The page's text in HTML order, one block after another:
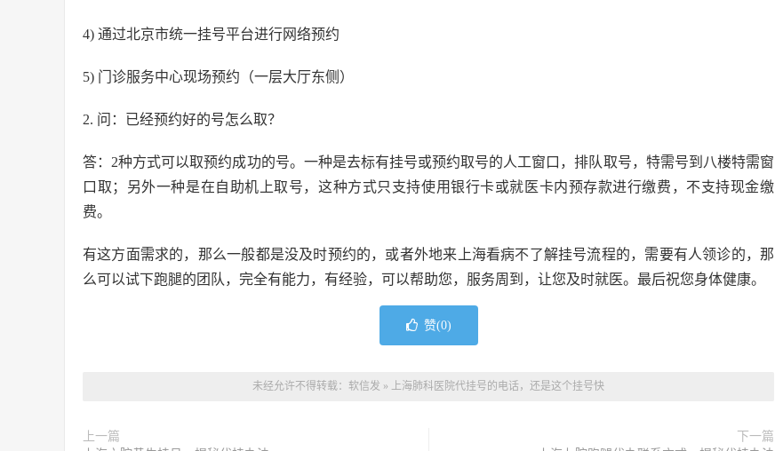
4) 通过北京市统一挂号平台进行网络预约
5) 门诊服务中心现场预约（一层大厅东侧）
2. 问：已经预约好的号怎么取？
答：2种方式可以取预约成功的号。一种是去标有挂号或预约取号的人工窗口，排队取号，特需号到八楼特需窗
口取；另外一种是在自助机上取号，这种方式只支持使用银行卡或就医卡内预存款进行缴费，不支持现金缴
费。
有这方面需求的，那么一般都是没及时预约的，或者外地来上海看病不了解挂号流程的，需要有人领诊的，那
么可以试下跑腿的团队，完全有能力，有经验，可以帮助您，服务周到，让您及时就医。最后祝您身体健康。
赞(0)
未经允许不得转载： 软信发 » 上海肺科医院代挂号的电话，还是这个挂号快
上一篇
下一篇